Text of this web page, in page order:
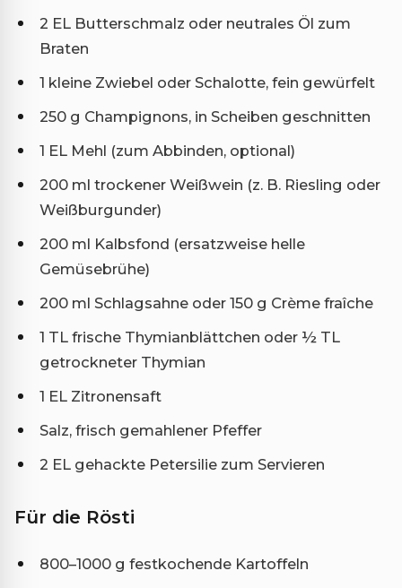
2 EL Butterschmalz oder neutrales Öl zum
Braten
1 kleine Zwiebel oder Schalotte, fein gewürfelt
250 g Champignons, in Scheiben geschnitten
1 EL Mehl (zum Abbinden, optional)
200 ml trockener Weißwein (z. B. Riesling oder
Weißburgunder)
200 ml Kalbsfond (ersatzweise helle
Gemüsebrühe)
200 ml Schlagsahne oder 150 g Crème fraîche
1 TL frische Thymianblättchen oder ½ TL
getrockneter Thymian
1 EL Zitronensaft
Salz, frisch gemahlener Pfeffer
2 EL gehackte Petersilie zum Servieren
Für die Rösti
800–1000 g festkochende Kartoffeln